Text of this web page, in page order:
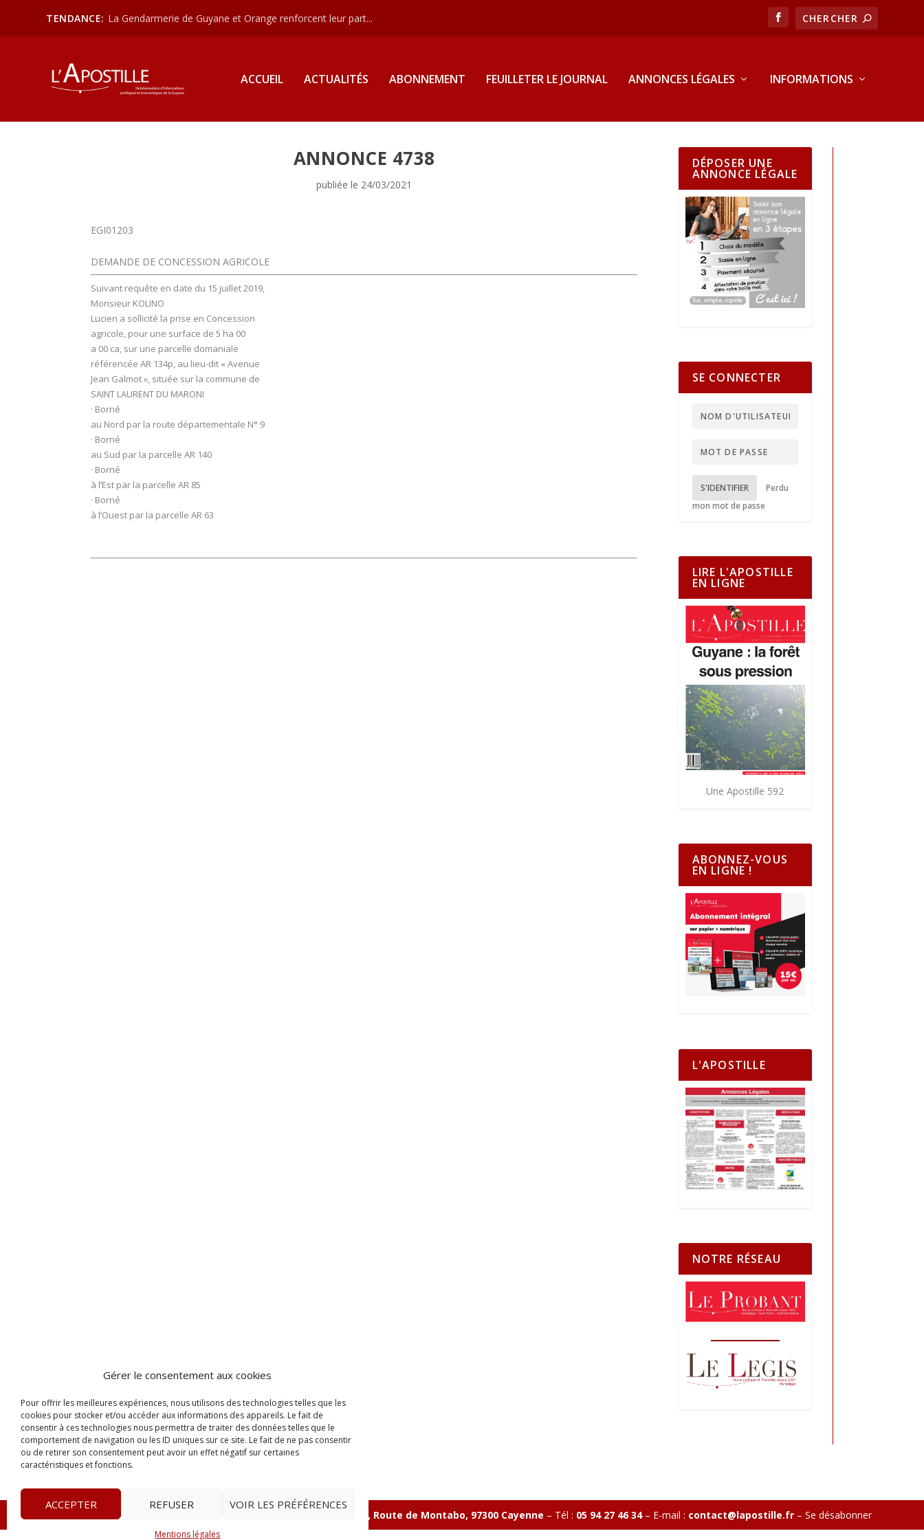
Gérer le consentement aux cookies
Pour offrir les meilleures expériences, nous utilisons des technologies telles que les
cookies pour stocker et/ou accéder aux informations des appareils. Le fait de
consentir à ces technologies nous permettra de traiter des données telles que le
comportement de navigation ou les ID uniques sur ce site. Le fait de ne pas consentir
ou de retirer son consentement peut avoir un effet négatif sur certaines
caractéristiques et fonctions.
ACCEPTER REFUSER VOIR LES PRÉFÉRENCES
Mentions légales
TENDANCE: La Gendarmerie de Guyane et Orange renforcent leur part...
ACCUEIL ACTUALITÉS ABONNEMENT FEUILLETER LE JOURNAL ANNONCES LÉGALES INFORMATIONS
ANNONCE 4738
publiée le 24/03/2021
EGI01203
DEMANDE DE CONCESSION AGRICOLE
Suivant requête en date du 15 juillet 2019,
Monsieur KOLINO
Lucien a sollicité la prise en Concession
agricole, pour une surface de 5 ha 00
a 00 ca, sur une parcelle domaniale
référencée AR 134p, au lieu-dit « Avenue
Jean Galmot », située sur la commune de
SAINT LAURENT DU MARONI
· Borné
au Nord par la route départementale N° 9
· Borné
au Sud par la parcelle AR 140
· Borné
à l’Est par la parcelle AR 85
· Borné
à l’Ouest par la parcelle AR 63
DÉPOSER UNE
ANNONCE LÉGALE
SE CONNECTER
S'IDENTIFIER
Perdu
mon mot de passe
LIRE L'APOSTILLE
EN LIGNE
Une Apostille 592
ABONNEZ-VOUS
EN LIGNE !
L'APOSTILLE
NOTRE RÉSEAU
L’apostille 1 Avenue Gustave Charlery, Route de Montabo, 97300 Cayenne – Tél : 05 94 27 46 34– E-mail : contact@lapostille.fr– Se désabonner